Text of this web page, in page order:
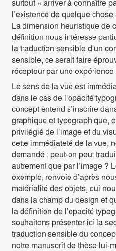
surtout « arriver à connaître
l’existence de quelque
La dimension heuristique de
définition nous intéresse
la traduction sensible d’un
sensible, ce serait faire
récepteur par une
Le sens de la vue est
dans le cas de l’opacité
concept entend s’inscrire
graphique et typographique,
privilégié de l’image et du
cette immédiateté de la vue,
demandé : peut-on peut
autrement que par l’image ?
exemple, renvoie d’après
matérialité des objets, qui
dans la champ du design et
la définition de l’opacité
souhaitons présenter ici la
traduction sensible du
notre manuscrit de thèse lui-